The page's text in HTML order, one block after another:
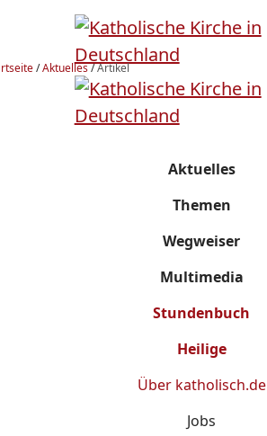
/Aktuelles/Artikel
Aktuelles
Themen
Wegweiser
Multimedia
Stundenbuch
Heilige
Über katholisch.de
Jobs